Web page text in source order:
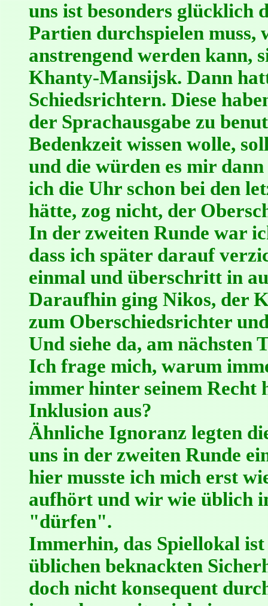
uns ist besonders glücklich
Partien durchspielen muss,
anstrengend werden kann,
Khanty-Mansijsk. Dann
Schiedsrichtern. Diese
der Sprachausgabe zu
Bedenkzeit wissen wolle,
und die würden es mir
ich die Uhr schon bei den
hätte, zog nicht, der
In der zweiten Runde war
dass ich später darauf
einmal und überschritt in
Daraufhin ging Nikos, der
zum Oberschiedsrichter
Und siehe da, am nächsten
Ich frage mich, warum
immer hinter seinem Recht
Inklusion aus?
Ähnliche Ignoranz legten
uns in der zweiten Runde
hier musste ich mich erst
aufhört und wir wie üblich
"dürfen".
Immerhin, das Spiellokal
üblichen beknackten
doch nicht konsequent